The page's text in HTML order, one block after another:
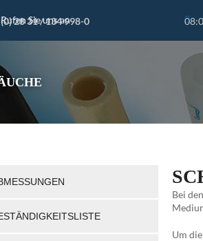
Rufen Sie uns an
28 31 / 134 998-0
Bei
Um